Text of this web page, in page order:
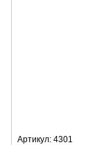
Артикул: 4301